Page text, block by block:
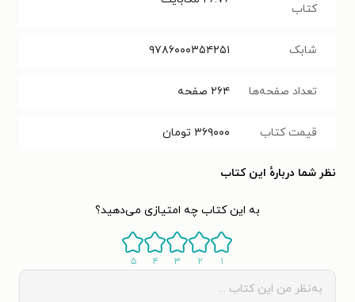
کتاب
شابک ۹۷۸۶۰۰۰۳۵۴۲۵۱
تعداد صفحه‌ها ۲۶۴ صفحه
قیمت کتاب ۳۶۹۰۰۰ تومان
نظر شما دربارهٔ این کتاب
به این کتاب چه امتیازی می‌دهید؟
۱ ۲ ۳ ۴ ۵